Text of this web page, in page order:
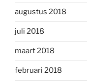
augustus 2018
juli 2018
maart 2018
februari 2018